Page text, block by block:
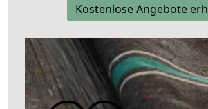
Kostenlose Angebote